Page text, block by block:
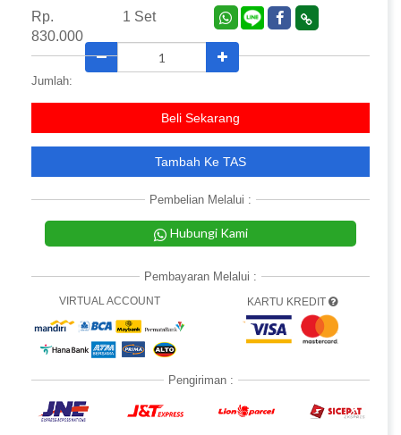
Rp.
830.000
1 Set
Jumlah:
Beli Sekarang
Tambah Ke TAS
Pembelian Melalui :
Hubungi Kami
Pembayaran Melalui :
VIRTUAL ACCOUNT KARTU KREDIT
Pengiriman :